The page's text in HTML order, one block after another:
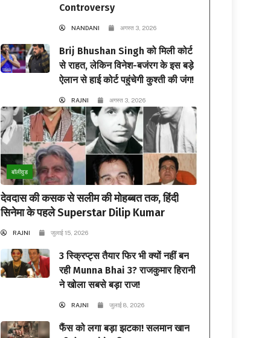
Controversy
NANDANI अगस्त 3, 2026
Brij Bhushan Singh को मिली कोर्ट
से राहत, लेकिन विनेश-बजंरग के इस बड़े
ऐलान से हाई कोर्ट पहुंचेगी कुश्ती की जंग!
RAJNI अगस्त 3, 2026
बॉलीवुड
देवदास की कसक से सलीम की मोहब्बत तक, हिंदी
सिनेमा के पहले Superstar Dilip Kumar
RAJNI जुलाई 15, 2026
3 स्क्रिप्ट्स तैयार फिर भी क्यों नहीं बन
रही Munna Bhai 3? राजकुमार हिरानी
ने खोला सबसे बड़ा राज!
RAJNI जुलाई 8, 2026
फैंस को लगा बड़ा झटका! सलमान खान